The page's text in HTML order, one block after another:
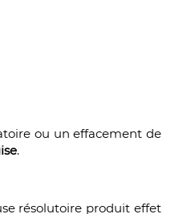
ou un effacement de
.
résolutoire produit effet